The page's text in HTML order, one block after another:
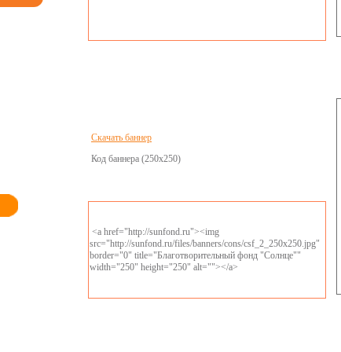
Скачать баннер
Код баннера (250х250)
<a href="http://sunfond.ru"><img
src="http://sunfond.ru/files/banners/cons/csf_2_250x250.jpg"
border="0" title="Благотворительный фонд "Солнце""
width="250" height="250" alt=""></a>